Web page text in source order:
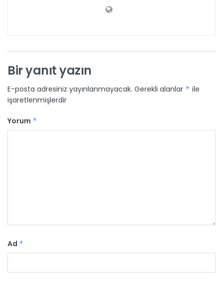
Bir yanıt yazın
E-posta adresiniz yayınlanmayacak. Gerekli alanlar * ile
işaretlenmişlerdir
Yorum *
Ad *